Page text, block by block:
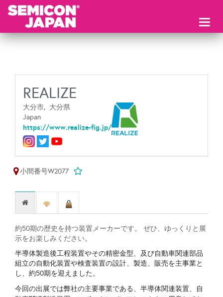
REALIZE
大分市, 大分県
Japan
https://www.realize-fig.jp/
小間番号W2077
約50期の歴史を持つ装置メーカーです。 ぜひ、ゆっくりと展
示をお楽しみください。
半導体製造後工程装置やその精密金型、及び自動車関連部品
組立の自動化装置や検査装置の設計、製造、販売を主事業と
し、約50期を迎えました。
今回の出展では弊社の主要事業である、半導体関連装置、自